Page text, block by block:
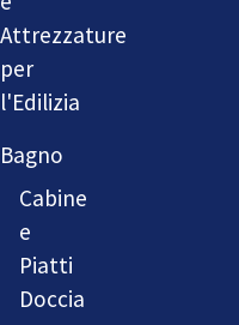
Attrezzature
per
l'Edilizia
Bagno
Cabine
e
Piatti
Doccia